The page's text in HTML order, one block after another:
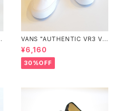
VANS "AUTHENTIC VR3 VN
0005UDTBD"
¥6,160
30%OFF